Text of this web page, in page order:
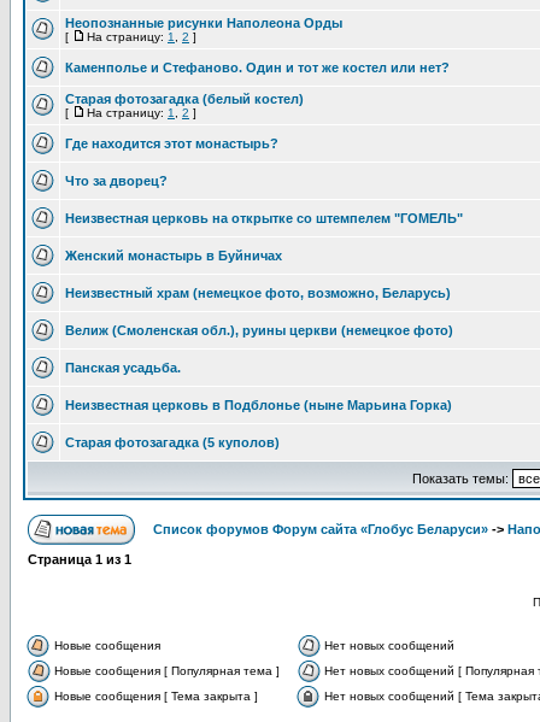
Неопознанные рисунки Наполеона Орды
[ На страницу: 1 2 ]
Каменполье и Стефаново. Один и тот же костел или нет?
Старая фотозагадка (белый костел)
[ На страницу: 1 2 ]
Где находится этот монастырь?
Что за дворец?
Неизвестная церковь на открытке со штемпелем "ГОМЕЛЬ"
Женский монастырь в Буйничах
Неизвестный храм (немецкое фото, возможно, Беларусь)
Велиж (Смоленская обл.), руины церкви (немецкое фото)
Панская усадьба.
Неизвестная церковь в Подблонье (ныне Марьина Горка)
Старая фотозагадка (5 куполов)
Показать темы:
Список форумов Форум сайта «Глобус Беларуси» ->
Страница 1 из 1
Новые сообщения
Нет новых сообщений
Новые сообщения [ Популярная тема ]
Нет новых сообщений [ Популярная
Новые сообщения [ Тема закрыта ]
Нет новых сообщений [ Тема